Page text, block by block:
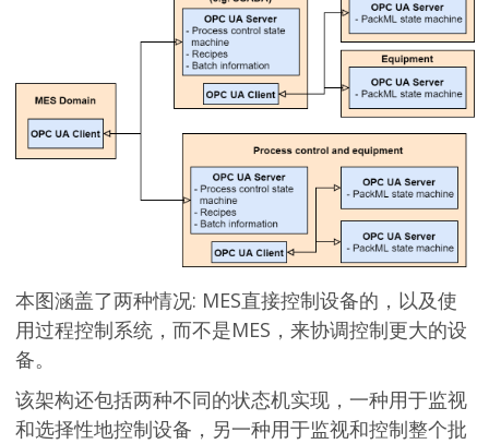
本图涵盖了两种情况: MES直接控制设备的，以及使
用过程控制系统，而不是MES，来协调控制更大的设
备。
该架构还包括两种不同的状态机实现，一种用于监视
和选择性地控制设备，另一种用于监视和控制整个批